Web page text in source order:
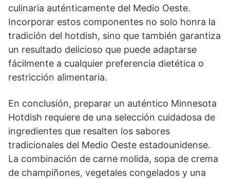
culinaria auténticamente del Medio Oeste.
Incorporar estos componentes no solo honra la
tradición del hotdish, sino que también garantiza
un resultado delicioso que puede adaptarse
fácilmente a cualquier preferencia dietética o
restricción alimentaria.
En conclusión, preparar un auténtico Minnesota
Hotdish requiere de una selección cuidadosa de
ingredientes que resalten los sabores
tradicionales del Medio Oeste estadounidense.
La combinación de carne molida, sopa de crema
de champiñones, vegetales congelados y una